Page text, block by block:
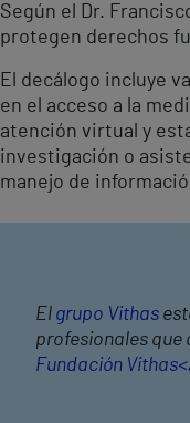
Según el Dr.
protegen derechos
El decálogo incluye
en el acceso a la
atención virtual y
investigación o
manejo de
El grupo Vithas
profesionales que
Fundación